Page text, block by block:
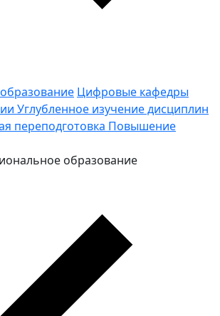
Цифровые кафедры
Углубленное изучение дисциплин
переподготовка Повышение
образование